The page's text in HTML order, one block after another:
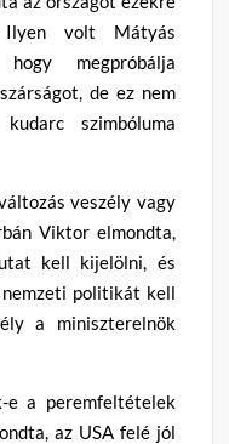
Ilyen volt Mátyás
megpróbálja
de ez nem
szimbóluma
veszély vagy
Viktor elmondta,
kell kijelölni, és
nemzeti politikát kell
a miniszterelnök
e a peremfeltételek
az USA felé jól